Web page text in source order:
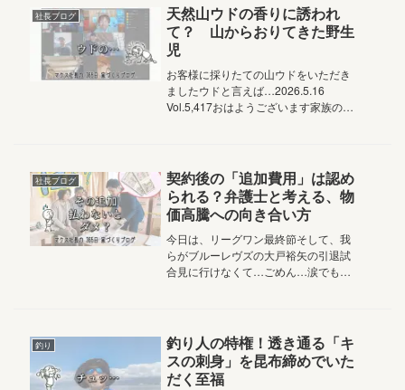
社長ブログ
天然山ウドの香りに誘われ
て？ 山からおりてきた野生
児
お客様に採りたての山ウドをいただき
ましたウドと言えば…2026.5.16
Vol.5,417おはようございます家族の笑
た白いウドとは香りが...
社長ブログ
契約後の「追加費用」は認め
られる？弁護士と考える、物
価高騰への向き合い方
今日は、リーグワン最終節そして、我
らがブルーレヴズの大戸裕矢の引退試
合見に行けなくて…ごめん…涙でも、
も！本日はそんなお話です2026.5....
釣り
釣り人の特権！透き通る「キ
スの刺身」を昆布締めでいた
だく至福